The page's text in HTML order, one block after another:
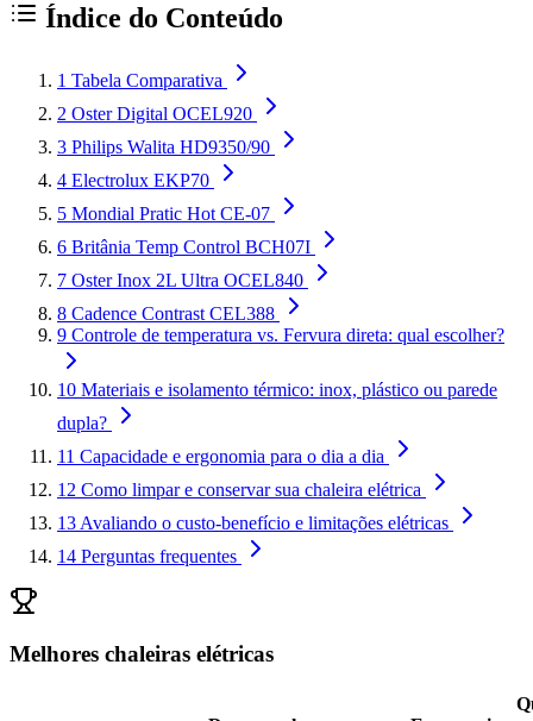
Índice do Conteúdo
1 Tabela Comparativa
2 Oster Digital OCEL920
3 Philips Walita HD9350/90
4 Electrolux EKP70
5 Mondial Pratic Hot CE-07
6 Britânia Temp Control BCH07I
7 Oster Inox 2L Ultra OCEL840
8 Cadence Contrast CEL388
9 Controle de temperatura vs. Fervura direta: qual escolher?
10 Materiais e isolamento térmico: inox, plástico ou parede
dupla?
11 Capacidade e ergonomia para o dia a dia
12 Como limpar e conservar sua chaleira elétrica
13 Avaliando o custo-benefício e limitações elétricas
14 Perguntas frequentes
Melhores chaleiras elétricas